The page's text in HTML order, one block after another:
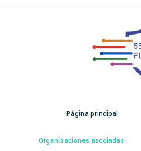
Página principal
Organizaciones asociadas